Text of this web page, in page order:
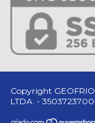
Copyright
LTDA. -